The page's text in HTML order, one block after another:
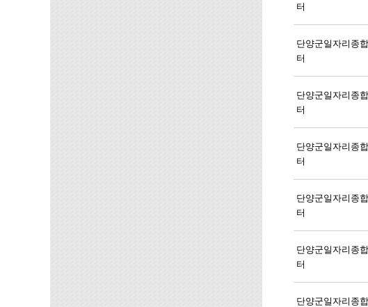
터
단양군일자리종
터
단양군일자리종
터
단양군일자리종
터
단양군일자리종
터
단양군일자리종
터
단양군일자리종